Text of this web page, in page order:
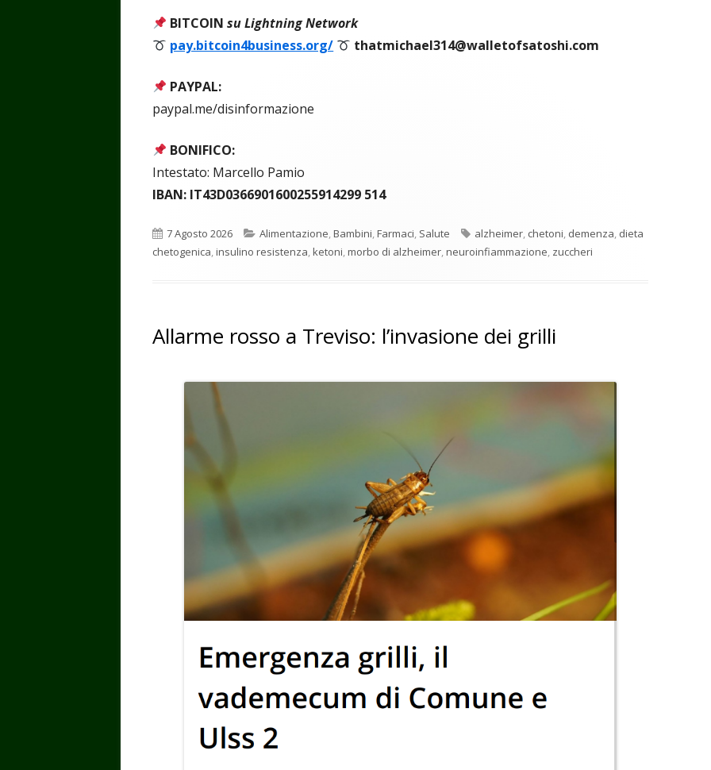
BITCOIN su Lightning Network
pay.bitcoin4business.org/
thatmichael314@walletofsatoshi.com
PAYPAL:
paypal.me/disinformazione
BONIFICO:
Intestato: Marcello Pamio
IBAN: IT43D0366901600255914299 514
Pubblicato
7 Agosto 2026 Categorie
Alimentazione,Bambini,Farmaci, Salute Tag
alzheimer, chetoni, demenza, dieta
chetogenica,insulino resistenza,ketoni,morbo di alzheimer,neuroinfiammazione, zuccheri
Allarme rosso a Treviso: l’invasione dei grilli